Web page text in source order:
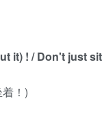
it) ! / Don't just
！)